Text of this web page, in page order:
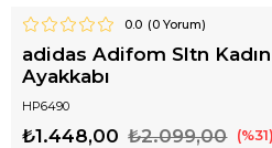
0.0 (0Yorum)
adidas Adifom Sltn
Ayakkabı
HP6490
₺2.099,00
₺1.448,00 31